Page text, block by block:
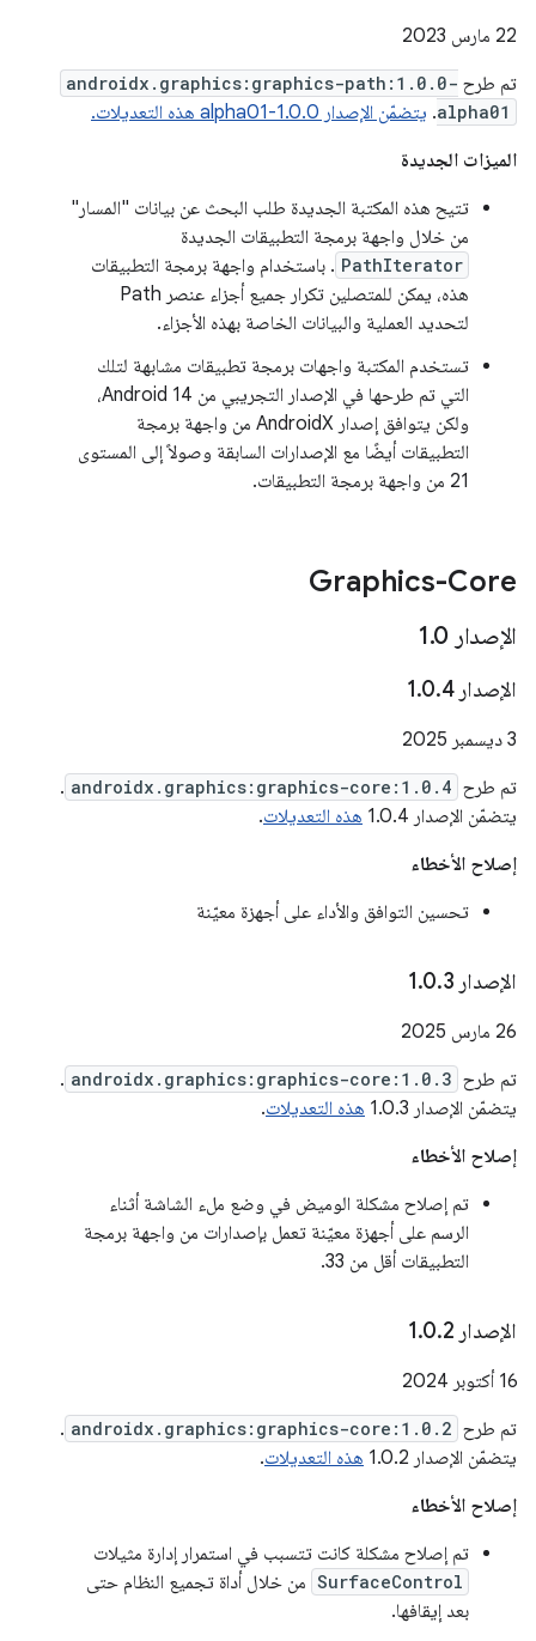
‫22 مارس 2023
تم طرح androidx.graphics:graphics-path:1.0.0-
alpha01
. يتضمّن الإصدار 1.0.0-alpha01 هذه التعديلات.
الميزات الجديدة
تتيح هذه المكتبة الجديدة طلب البحث عن بيانات "المسار"
من خلال واجهة برمجة التطبيقات الجديدة
PathIterator . باستخدام واجهة برمجة التطبيقات
هذه، يمكن للمتصلين تكرار جميع أجزاء عنصر Path
لتحديد العملية والبيانات الخاصة بهذه الأجزاء.
تستخدم المكتبة واجهات برمجة تطبيقات مشابهة لتلك
التي تم طرحها في الإصدار التجريبي من Android 14،
ولكن يتوافق إصدار AndroidX من واجهة برمجة
التطبيقات أيضًا مع الإصدارات السابقة وصولاً إلى المستوى
21 من واجهة برمجة التطبيقات.
Graphics-Core
الإصدار 1 .0
الإصدار 1 .0.4
‫3 ديسمبر 2025
تم طرح androidx.graphics:graphics-core:1.0.4
.
يتضمّن الإصدار 1.0.4
هذه التعديلات.
إصلاح الأخطاء
تحسين التوافق والأداء على أجهزة معيّنة
الإصدار 1 .0.3
‫26 مارس 2025
تم طرح androidx.graphics:graphics-core:1.0.3
.
يتضمّن الإصدار 1.0.3
هذه التعديلات.
إصلاح الأخطاء
تم إصلاح مشكلة الوميض في وضع ملء الشاشة أثناء
الرسم على أجهزة معيّنة تعمل بإصدارات من واجهة برمجة
التطبيقات أقل من 33.
الإصدار 1 .0.2
‫16 أكتوبر 2024
تم طرح androidx.graphics:graphics-core:1.0.2
.
يتضمّن الإصدار 1.0.2
هذه التعديلات.
إصلاح الأخطاء
تم إصلاح مشكلة كانت تتسبب في استمرار إدارة مثيلات
SurfaceControl من خلال أداة تجميع النظام حتى
بعد إيقافها.